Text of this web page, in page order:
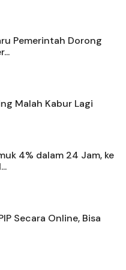
Pemerintah Dorong
Malah Kabur Lagi
4% dalam 24 Jam, ke
Secara Online, Bisa